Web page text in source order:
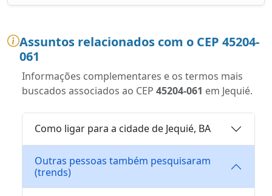
Assuntos relacionados com o CEP 45204-
061
Informações complementares e os termos mais
buscados associados ao CEP 45204-061 em Jequié.
Como ligar para a cidade de Jequié, BA
Outras pessoas também pesquisaram
(trends)